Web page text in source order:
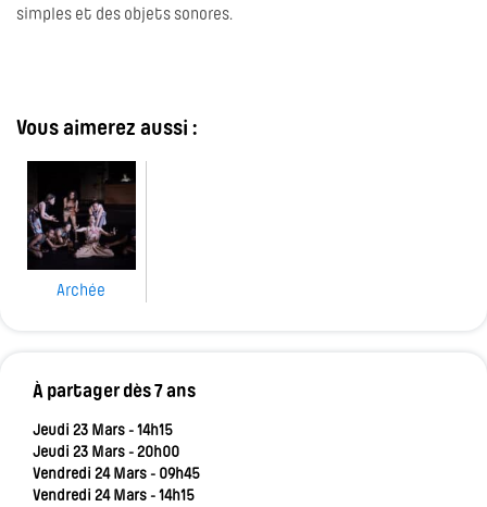
simples et des objets sonores.
Vous aimerez aussi :
Archée
À partager dès 7 ans
Jeudi 23 Mars - 14h15
Jeudi 23 Mars - 20h00
Vendredi 24 Mars - 09h45
Vendredi 24 Mars - 14h15